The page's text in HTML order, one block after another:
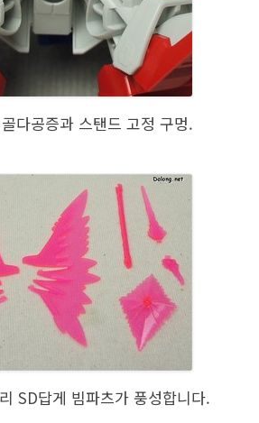
다공증과 스탠드 고정 구멍.
SD답게 빔파츠가 풍성합니다.